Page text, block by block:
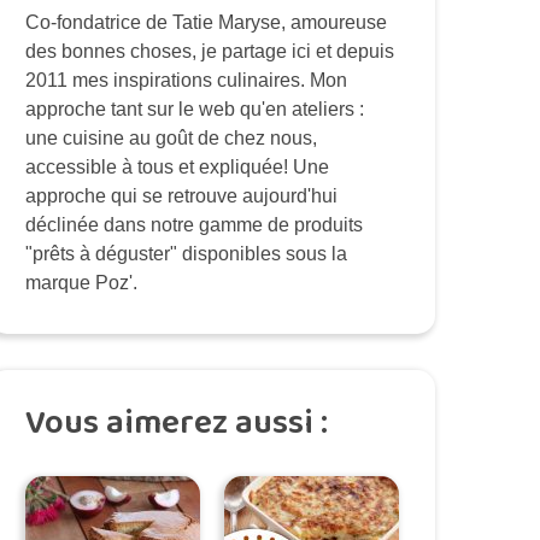
Co-fondatrice de Tatie Maryse, amoureuse
des bonnes choses, je partage ici et depuis
2011 mes inspirations culinaires. Mon
approche tant sur le web qu'en ateliers :
une cuisine au goût de chez nous,
accessible à tous et expliquée! Une
approche qui se retrouve aujourd'hui
déclinée dans notre gamme de produits
"prêts à déguster" disponibles sous la
marque Poz'.
Vous aimerez aussi :